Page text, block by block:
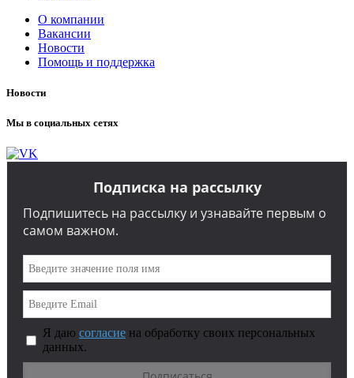
О компании
Вакансии
Новости
Помощь и поддержка
Новости
Мы в социальных сетях
Подписка на рассылку
Подпишитесь на рассылку и узнавайте первым о
самом важном.
Я даю согласие на обработку своих персональных
данных.